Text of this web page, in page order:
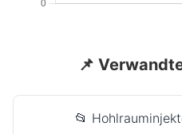
📌
📂